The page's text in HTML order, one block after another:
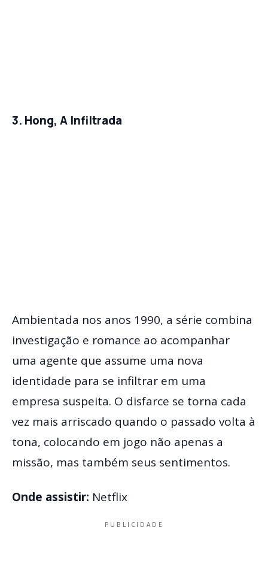
3. Hong, A Infiltrada
Ambientada nos anos 1990, a série combina
investigação e romance ao acompanhar
uma agente que assume uma nova
identidade para se infiltrar em uma
empresa suspeita. O disfarce se torna cada
vez mais arriscado quando o passado volta à
tona, colocando em jogo não apenas a
missão, mas também seus sentimentos.
Onde assistir: Netflix
PUBLICIDADE